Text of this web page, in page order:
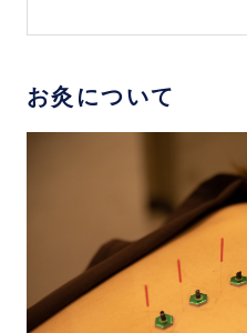
お灸について